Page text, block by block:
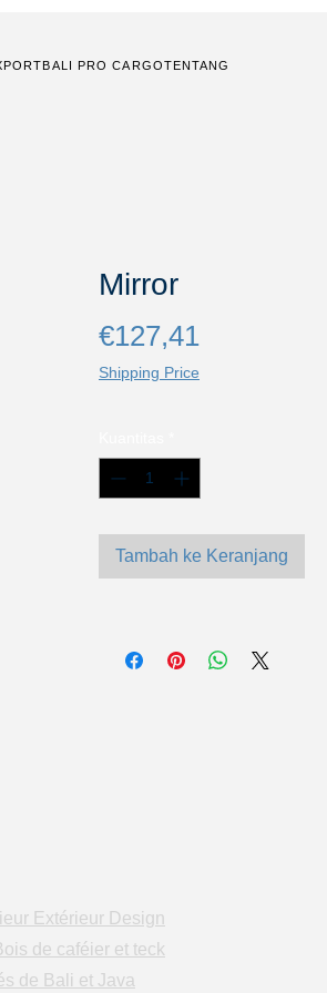
BALI PRO CARGOTENTANG
Mirror
€127,41Harga
Shipping Price
Tambah ke Keranjang
Extérieur Design
de caféier et teck
de Bali et Java